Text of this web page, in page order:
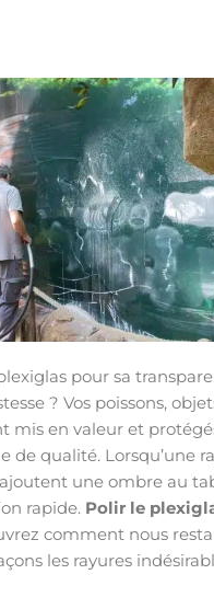
pour sa
? Vos poissons,
mis en valeur et
de qualité. Lorsqu’une
une ombre au
rapide. Polir le
comment nous
les rayures